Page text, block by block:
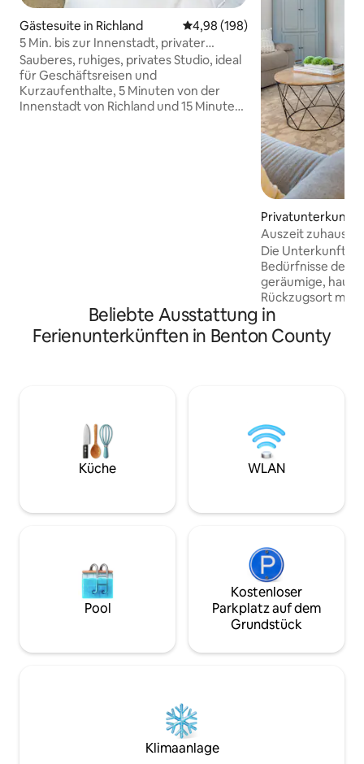
Gästesuite in Richland Durchschnittliche Bewertung:
4,98 (198)
5 Min. bis zur Innenstadt, privater
Eingang
Sauberes, ruhiges, privates Studio, ideal
für Geschäftsreisen und
Kurzaufenthalte, 5 Minuten von der
Innenstadt von Richland und 15 Minuten
privaten Rundgängen und Brennholz
Mehr dazu weiter unten ⬇️
Privatunterkunft
Auszeit zuhause
Die Unterkunft
Bedürfnisse
geräumige,
Rückzugsort mit
Platz für bis zu
ultimativen
Detail ist
Smart-TVs,
eingezäunten
Kinder zum
beider Städte
Beliebte Ausstattung in
Ferienunterkünften in Benton County
Küche WLAN
Pool
Kostenloser
Parkplatz auf dem
Grundstück
Klimaanlage